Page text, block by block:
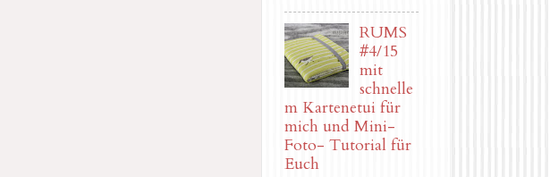
RUMS
#4/15
mit
schnelle
m Kartenetui für
mich und Mini-
Foto- Tutorial für
Euch